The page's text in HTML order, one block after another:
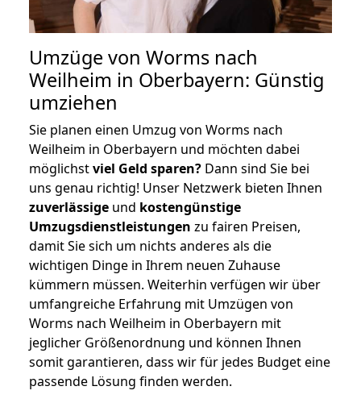
Umzüge von Worms nach
Weilheim in Oberbayern: Günstig
umziehen
Sie planen einen Umzug von Worms nach
Weilheim in Oberbayern und möchten dabei
möglichstviel Geld sparen? Dann sind Sie bei
uns genau richtig! Unser Netzwerk bieten Ihnen
zuverlässige und kostengünstige
Umzugsdienstleistungen zu fairen Preisen,
damit Sie sich um nichts anderes als die
wichtigen Dinge in Ihrem neuen Zuhause
kümmern müssen. Weiterhin verfügen wir über
umfangreiche Erfahrung mit Umzügen von
Worms nach Weilheim in Oberbayern mit
jeglicher Größenordnung und können Ihnen
somit garantieren, dass wir für jedes Budget eine
passende Lösung finden werden.